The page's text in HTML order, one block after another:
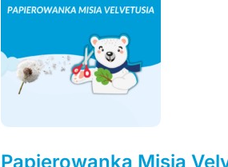
Papierowanka Misia